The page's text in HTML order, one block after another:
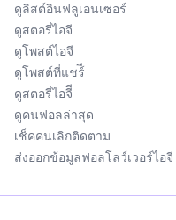
ดูลิสต์อินฟลูเอนเซอร์
ดูสตอรี่ไอจี
ดูโพสต์ไอจี
ดูโพสต์ที่แชร์ี
ดูสตอรี่ไอจีี
ดูคนฟอลล่าสุด
เช็คคนเลิกติดตาม
ส่งออกข้อมูลฟอลโลว์เวอร์ไอจี